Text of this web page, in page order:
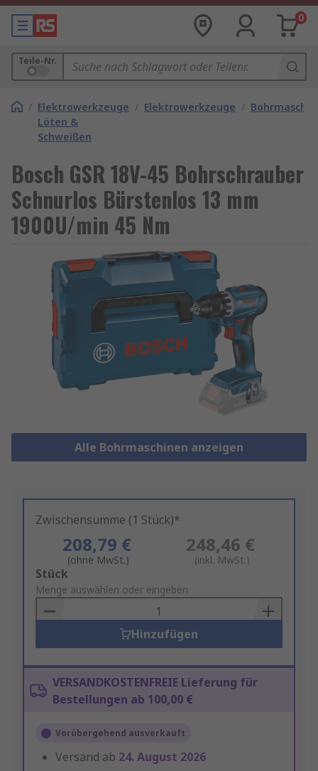
0
Teile-Nr.
/ Elektrowerkzeuge
Löten &
Schweißen
/ Elektrowerkzeuge /
Bosch GSR 18V-45 Bohrschrauber
Schnurlos Bürstenlos 13 mm
1900U/min 45 Nm
Alle Bohrmaschinen anzeigen
Zwischensumme (1 Stück)*
208,79 €
(ohne MwSt.)
248,46 €
(inkl. MwSt.)
Add
to
Basket
Stück
Menge auswählen oder eingeben
Hinzufügen
VERSANDKOSTENFREIE Lieferung für
Bestellungen ab 100,00 €
Vorübergehend ausverkauft
Versand ab 24. August 2026